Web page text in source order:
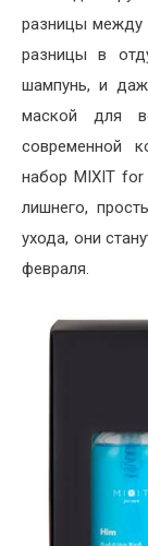
разницы между
разницы в
шампунь, и
маской для
современной
набор MIXIT for
лишнего,
ухода, они
февраля.